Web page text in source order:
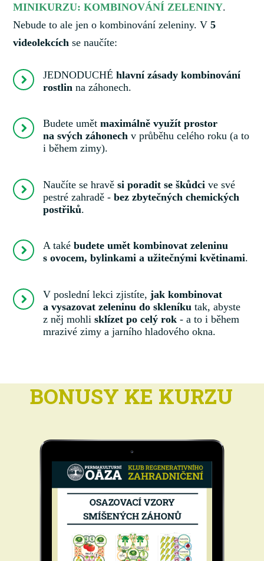
MINIKURZU: KOMBINOVÁNÍ ZELENINY.
Nebude to ale jen o kombinování zeleniny. V5
videolekcích se naučíte:
JEDNODUCHÉhlavní zásady kombinování
rostlin na záhonech.
Budete umětmaximálně využít prostor
na svých záhonech v průběhu celého roku (a to
i během zimy).
Naučíte se hravěsi poradit se škůdci ve své
pestré zahradě -bez zbytečných chemických
postřiků.
A takébudete umět kombinovat zeleninu
s ovocem, bylinkami a užitečnými květinami.
V poslední lekci zjistíte,jak kombinovat
a vysazovat zeleninu do skleníku tak, abyste
z něj mohlisklízet po celý rok - a to i během
mrazivé zimy a jarního hladového okna.
BONUSY KE KURZU